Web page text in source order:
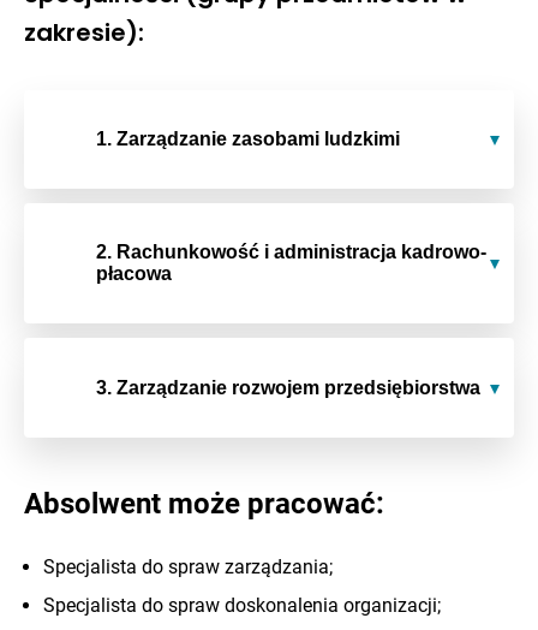
zakresie):
1. Zarządzanie zasobami ludzkimi
2. Rachunkowość i administracja kadrowo-
płacowa
3. Zarządzanie rozwojem przedsiębiorstwa
Absolwent może pracować:
Specjalista do spraw zarządzania;
Specjalista do spraw doskonalenia organizacji;